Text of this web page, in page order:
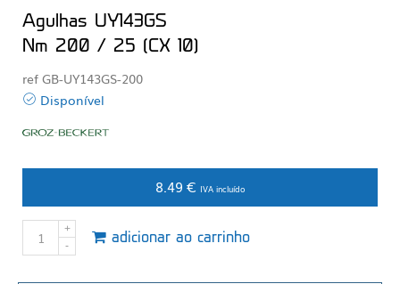
Agulhas UY143GS
Nm 200 / 25 (CX 10)
ref GB-UY143GS-200
Disponível
8.49 € IVA incluído
adicionar ao carrinho